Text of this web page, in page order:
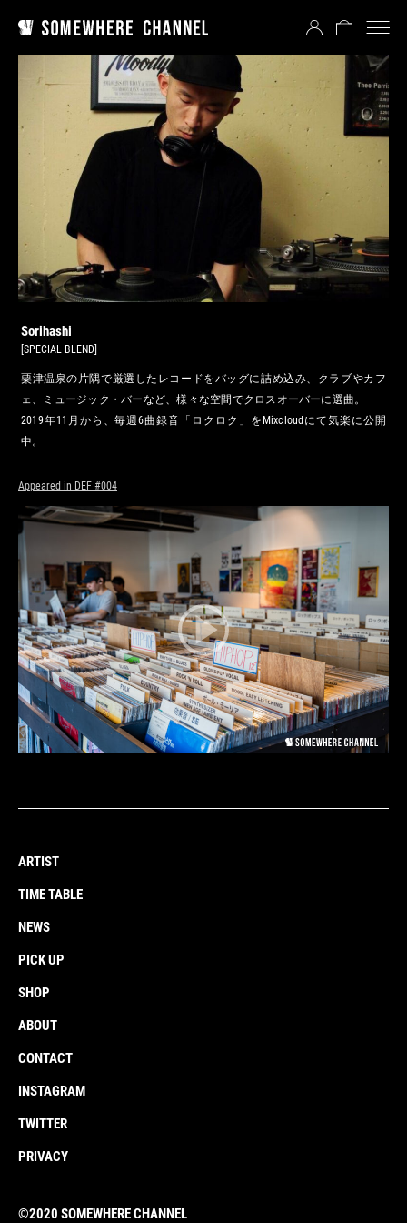
Sorihashi
[SPECIAL BLEND]
粟津温泉の片隅で厳選したレコードをバッグに詰め込み、クラブやカフ
ェ、ミュージック・バーなど、様々な空間でクロスオーバーに選曲。
2019年11月から、毎週6曲録音「ロクロク」をMixcloudにて気楽に公開
中。
Appeared in DEF #004
ARTIST
TIME TABLE
NEWS
PICK UP
SHOP
ABOUT
CONTACT
INSTAGRAM
TWITTER
PRIVACY
©︎2020 SOMEWHERE CHANNEL